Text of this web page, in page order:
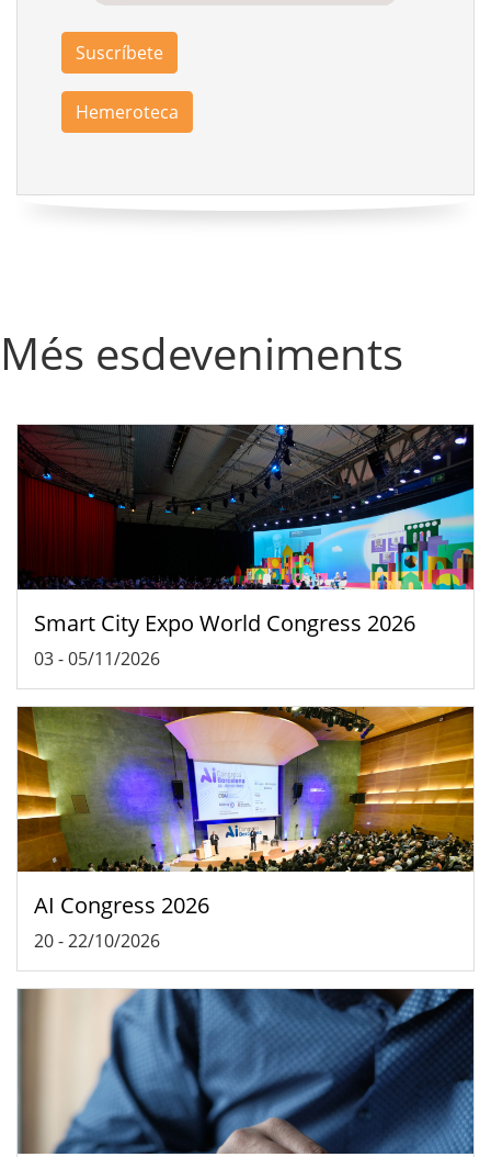
Suscríbete
Hemeroteca
Més esdeveniments
Smart City Expo World Congress 2026
03-05/11/2026
AI Congress 2026
20-22/10/2026